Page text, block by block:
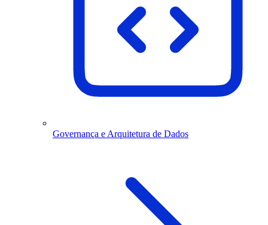
Governança e Arquitetura de Dados